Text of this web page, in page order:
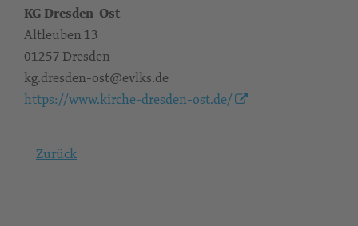
KG Dresden-Ost
Altleuben 13
01257 Dresden
kg.dresden-ost@evlks.de
https://www.kirche-dresden-ost.de/
Zurück